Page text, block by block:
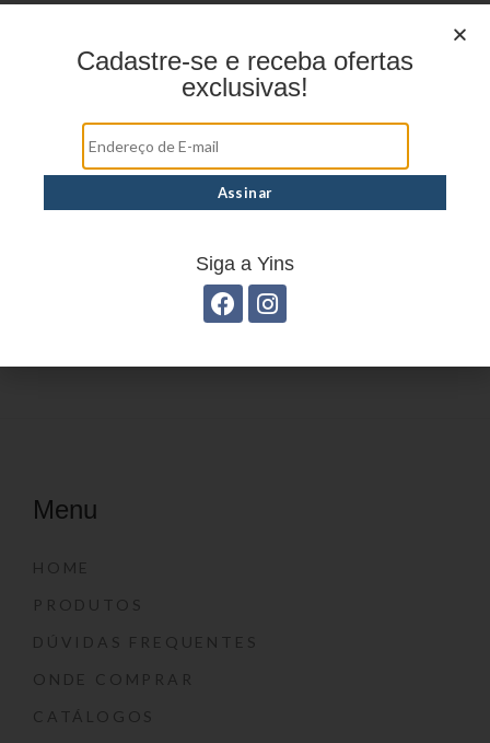
Estojo Juvenil YS27112 Estojo Juvenil YS41027
Menu
HOME
PRODUTOS
DÚVIDAS FREQUENTES
ONDE COMPRAR
CATÁLOGOS
Cadastre-se e receba ofertas
exclusivas!
Siga a Yins